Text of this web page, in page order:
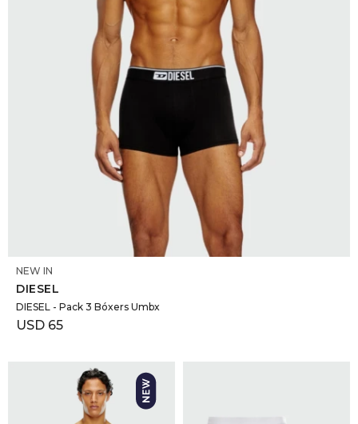
SELECCIONAR TALLE
NEW IN
DIESEL
DIESEL - Pack 3 Bóxers Umbx
USD 65